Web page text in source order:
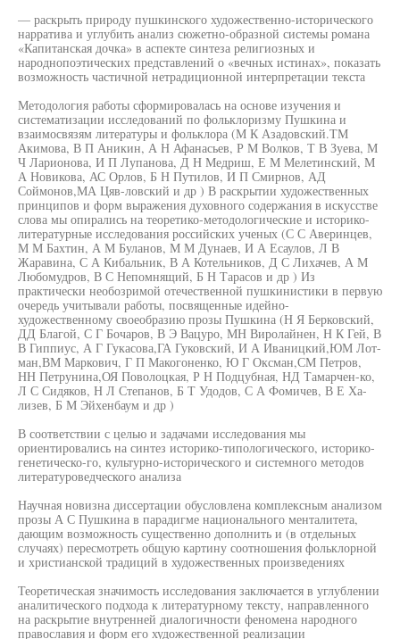
— раскрыть природу пушкинского художественно-исторического
нарратива и углубить анализ сюжетно-образной системы романа
«Капитанская дочка» в аспекте синтеза религиозных и
народнопоэтических представлений о «вечных истинах», показать
возможность частичной нетрадиционной интерпретации текста
Методология работы сформировалась на основе изучения и
систематизации исследований по фольклоризму Пушкина и
взаимосвязям литературы и фольклора (М К Азадовский.ТМ
Акимова, В П Аникин, А Н Афанасьев, Р М Волков, Т В Зуева, М
Ч Ларионова, И П Лупанова, Д Н Медриш, Е М Мелетинский, М
А Новикова, АС Орлов, Б Н Путилов, И П Смирнов, АД
Соймонов,МА Цяв-ловский и др ) В раскрытии художественных
принципов и форм выражения духовного содержания в искусстве
слова мы опирались на теоретико-методологические и историко-
литературные исследования российских ученых (С С Аверинцев,
М М Бахтин, А М Буланов, М М Дунаев, И А Есаулов, Л В
Жаравина, С А Кибальник, В А Котельников, Д С Лихачев, А М
Любомудров, В С Непомнящий, Б Н Тарасов и др ) Из
практически необозримой отечественной пушкинистики в первую
очередь учитывали работы, посвященные идейно-
художественному своеобразию прозы Пушкина (Н Я Берковский,
ДД Благой, С Г Бочаров, В Э Вацуро, МН Виролайнен, Н К Гей, В
В Гиппиус, А Г Гукасова,ГА Гуковский, И А Иваницкий,ЮМ Лот-
ман,ВМ Маркович, Г П Макогоненко, Ю Г Оксман,СМ Петров,
НН Петрунина,ОЯ Поволоцкая, Р Н Подцубная, НД Тамарчен-ко,
Л С Сидяков, Н Л Степанов, Б Т Удодов, С А Фомичев, В Е Ха-
лизев, Б М Эйхенбаум и др )
В соответствии с целью и задачами исследования мы
ориентировались на синтез историко-типологического, историко-
генетическо-го, культурно-исторического и системного методов
литературоведческого анализа
Научная новизна диссертации обусловлена комплексным анализом
прозы А С Пушкина в парадигме национального менталитета,
дающим возможность существенно дополнить и (в отдельных
случаях) пересмотреть общую картину соотношения фольклорной
и христианской традиций в художественных произведениях
Теоретическая значимость исследования заключается в углублении
аналитического подхода к литературному тексту, направленного
на раскрытие внутренней диалогичности феномена народного
православия и форм его художественной реализации